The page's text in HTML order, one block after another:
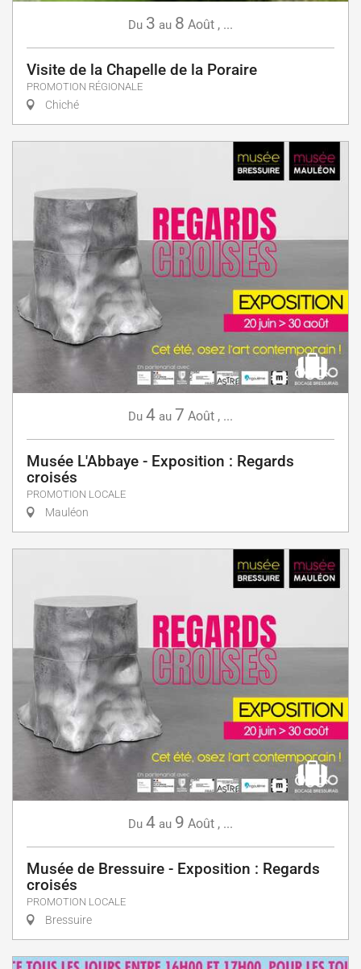
Du 3 au 8 Août , ...
Visite de la Chapelle de la Poraire
PROMOTION RÉGIONALE
Chiché
Du 4 au 7 Août , ...
Musée L'Abbaye - Exposition : Regards
croisés
PROMOTION LOCALE
Mauléon
Du 4 au 9 Août , ...
Musée de Bressuire - Exposition : Regards
croisés
PROMOTION LOCALE
Bressuire